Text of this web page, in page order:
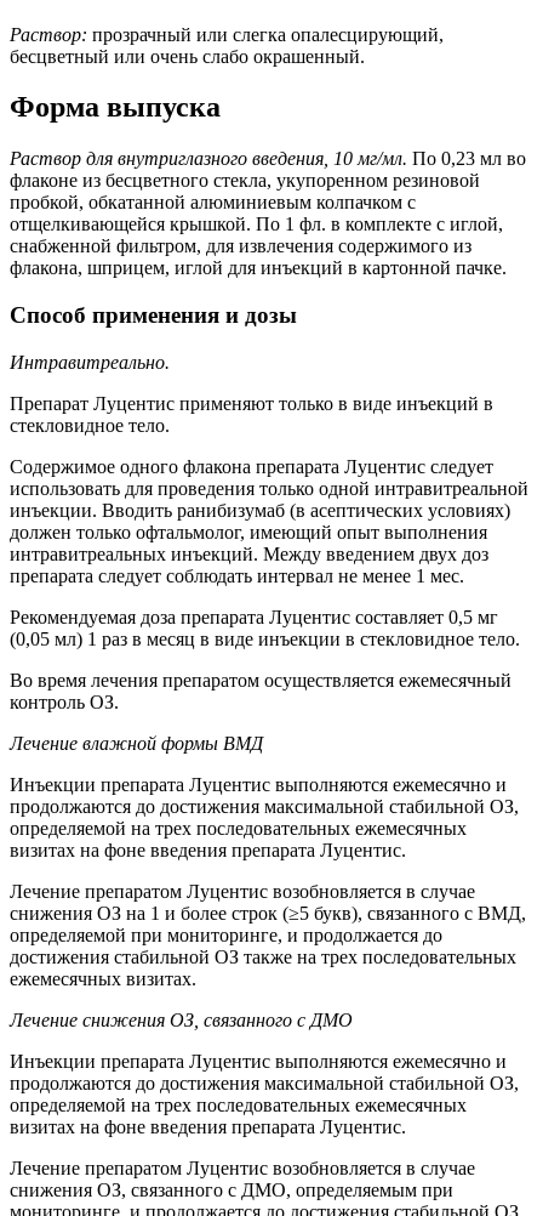
Раствор: прозрачный или слегка опалесцирующий,
бесцветный или очень слабо окрашенный.
Форма выпуска
Раствор для внутриглазного введения, 10 мг/мл. По 0,23 мл во
флаконе из бесцветного стекла, укупоренном резиновой
пробкой, обкатанной алюминиевым колпачком с
отщелкивающейся крышкой. По 1 фл. в комплекте с иглой,
снабженной фильтром, для извлечения содержимого из
флакона, шприцем, иглой для инъекций в картонной пачке.
Способ применения и дозы
Интравитреально.
Препарат Луцентис применяют только в виде инъекций в
стекловидное тело.
Содержимое одного флакона препарата Луцентис следует
использовать для проведения только одной интравитреальной
инъекции. Вводить ранибизумаб (в асептических условиях)
должен только офтальмолог, имеющий опыт выполнения
интравитреальных инъекций. Между введением двух доз
препарата следует соблюдать интервал не менее 1 мес.
Рекомендуемая доза препарата Луцентис составляет 0,5 мг
(0,05 мл) 1 раз в месяц в виде инъекции в стекловидное тело.
Во время лечения препаратом осуществляется ежемесячный
контроль ОЗ.
Лечение влажной формы ВМД
Инъекции препарата Луцентис выполняются ежемесячно и
продолжаются до достижения максимальной стабильной ОЗ,
определяемой на трех последовательных ежемесячных
визитах на фоне введения препарата Луцентис.
Лечение препаратом Луцентис возобновляется в случае
снижения ОЗ на 1 и более строк (≥5 букв), связанного с ВМД,
определяемой при мониторинге, и продолжается до
достижения стабильной ОЗ также на трех последовательных
ежемесячных визитах.
Лечение снижения ОЗ, связанного с ДМО
Инъекции препарата Луцентис выполняются ежемесячно и
продолжаются до достижения максимальной стабильной ОЗ,
определяемой на трех последовательных ежемесячных
визитах на фоне введения препарата Луцентис.
Лечение препаратом Луцентис возобновляется в случае
снижения ОЗ, связанного с ДМО, определяемым при
мониторинге, и продолжается до достижения стабильной ОЗ